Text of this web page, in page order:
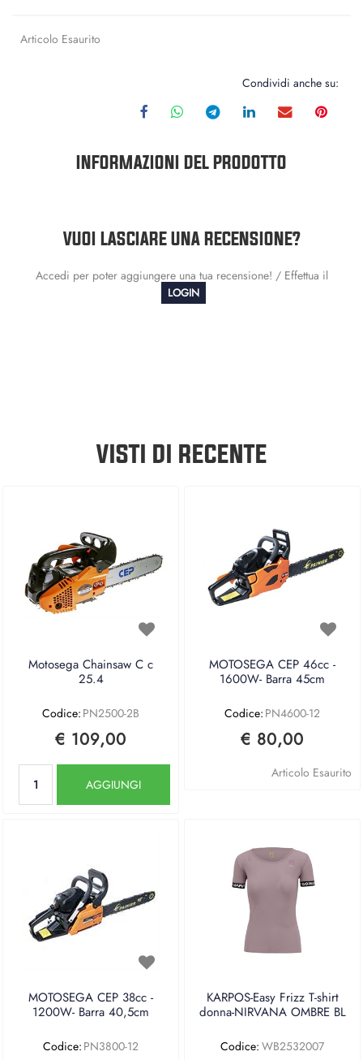
Articolo Esaurito
Condividi anche su:
INFORMAZIONI DEL PRODOTTO
VUOI LASCIARE UNA RECENSIONE?
Accedi per poter aggiungere una tua recensione! / Effettua il
LOGIN
VISTI DI RECENTE
Motosega Chainsaw C c
25.4
Codice: PN2500-2B
€ 109,00
AGGIUNGI
MOTOSEGA CEP 46cc -
1600W- Barra 45cm
Codice: PN4600-12
€ 80,00
Articolo Esaurito
MOTOSEGA CEP 38cc -
1200W- Barra 40,5cm
Codice: PN3800-12
KARPOS-Easy Frizz T-shirt
donna-NIRVANA OMBRE BL
Codice: WB2532007